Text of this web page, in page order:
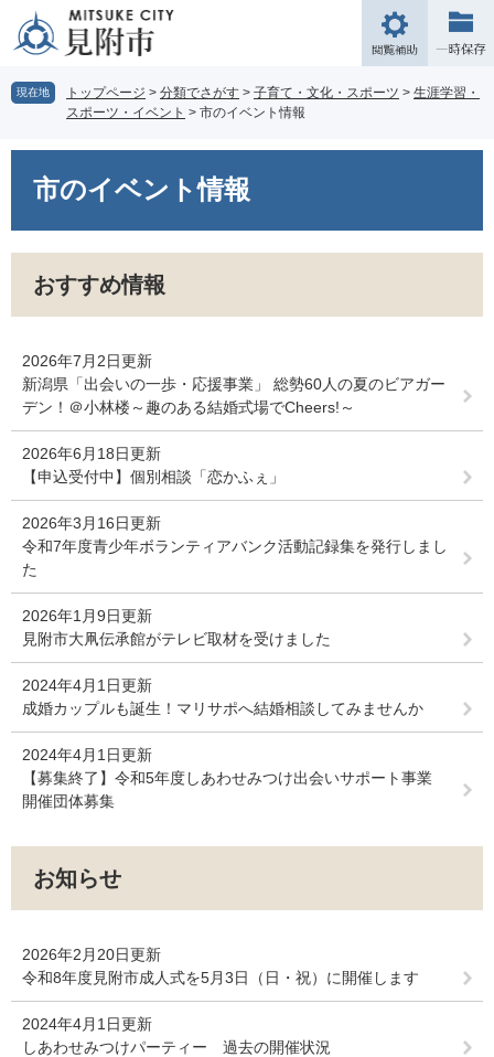
の
先
で
ー
を
ば
閲
覧
補
現在地 トップページ > 分類でさがす > 子育て・文化・スポーツ > 生涯学習・
スポーツ・イベント > 市のイベント情報
市のイベント情報
おすすめ情報
2026年7月2日更新
新潟県「出会いの一歩・応援事業」 総勢60人の夏のビアガー
デン！＠小林楼～趣のある結婚式場でCheers!～
2026年6月18日更新
【申込受付中】個別相談「恋かふぇ」
2026年3月16日更新
令和7年度青少年ボランティアバンク活動記録集を発行しまし
た
2026年1月9日更新
見附市大凧伝承館がテレビ取材を受けました
2024年4月1日更新
成婚カップルも誕生！マリサポへ結婚相談してみませんか
2024年4月1日更新
【募集終了】令和5年度しあわせみつけ出会いサポート事業
開催団体募集
お知らせ
2026年2月20日更新
令和8年度見附市成人式を5月3日（日・祝）に開催します
2024年4月1日更新
しあわせみつけパーティー 過去の開催状況